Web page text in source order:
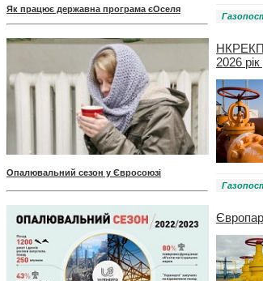
Як працює державна програма єОселя
Опалювальний сезон у Євросоюзі
НКРЕКП
2026